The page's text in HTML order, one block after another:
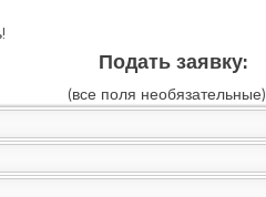
Подать заявку:
(все поля необязательные)